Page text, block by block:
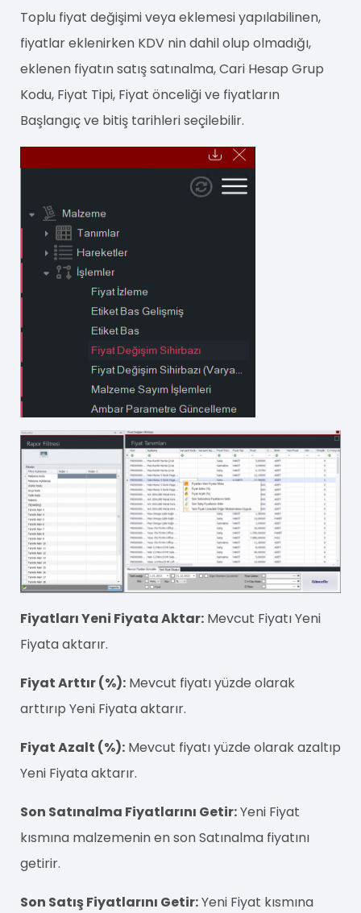
Toplu fiyat değişimi veya eklemesi yapılabilinen,
fiyatlar eklenirken KDV nin dahil olup olmadığı,
eklenen fiyatın satış satınalma, Cari Hesap Grup
Kodu, Fiyat Tipi, Fiyat önceliği ve fiyatların
Başlangıç ve bitiş tarihleri seçilebilir.
Fiyatları Yeni Fiyata Aktar: Mevcut Fiyatı Yeni
Fiyata aktarır.
Fiyat Arttır (%): Mevcut fiyatı yüzde olarak
arttırıp Yeni Fiyata aktarır.
Fiyat Azalt (%): Mevcut fiyatı yüzde olarak azaltıp
Yeni Fiyata aktarır.
Son Satınalma Fiyatlarını Getir:Yeni Fiyat
kısmına malzemenin en son Satınalma fiyatını
getirir.
Son Satış Fiyatlarını Getir:Yeni Fiyat kısmına